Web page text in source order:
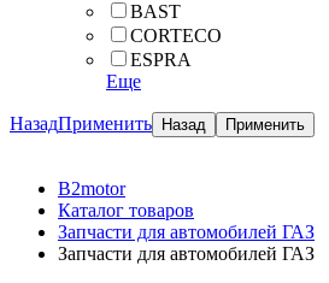
BAST
CORTECO
ESPRA
Еще
НазадПрименить
B2motor
Каталог товаров
Запчасти для автомобилей ГАЗ
Запчасти для автомобилей ГАЗ